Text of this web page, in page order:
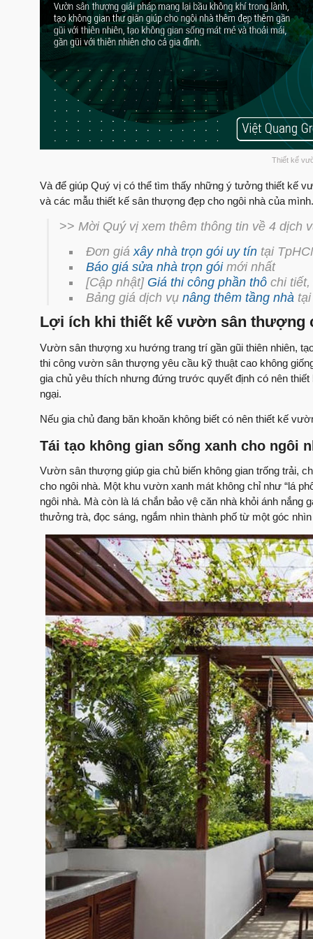
Thiết kế
Và để giúp Quý vị có thể tìm thấy những ý tưởng thiết kế
và các mẫu thiết kế sân thượng đẹp cho ngôi nhà của
>> Mời Quý vị xem thêm thông tin về 4 dịch
Đơn giá xây nhà trọn gói uy tíntại
Báo giá sửa nhà trọn góimới nhất
[Cập nhật] Giá thi công phần thôchi tiết,
Bảng giá dịch vụ nâng thêm tầng nhà
Lợi ích khi thiết kế vườn sân thượng
Vườn sân thượng xu hướng trang trí gần gũi thiên nhiên,
thi công vườn sân thượng yêu cầu kỹ thuật cao không
gia chủ yêu thích nhưng đứng trước quyết định có nên
ngại.
Nếu gia chủ đang băn khoăn không biết có nên thiết kế
Tái tạo không gian sống xanh cho ngôi
Vườn sân thượng giúp gia chủ biến không gian trống trải,
cho ngôi nhà. Một khu vườn xanh mát không chỉ như “lá
ngôi nhà. Mà còn là lá chắn bảo vệ căn nhà khỏi ánh
thưởng trà, đọc sáng, ngắm nhìn thành phố từ một góc